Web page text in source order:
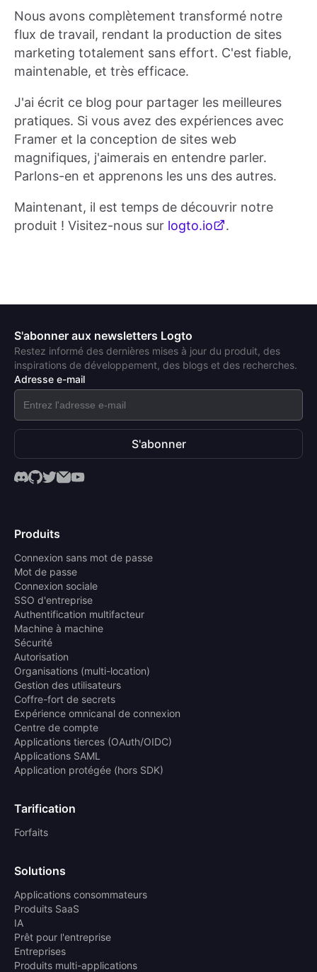
Nous avons complètement transformé notre
flux de travail, rendant la production de sites
marketing totalement sans effort. C'est fiable,
maintenable, et très efficace.
J'ai écrit ce blog pour partager les meilleures
pratiques. Si vous avez des expériences avec
Framer et la conception de sites web
magnifiques, j'aimerais en entendre parler.
Parlons-en et apprenons les uns des autres.
Maintenant, il est temps de découvrir notre
produit ! Visitez-nous sur logto.io .
S'abonner aux newsletters Logto
Restez informé des dernières mises à jour du produit, des
inspirations de développement, des blogs et des recherches.
Adresse e-mail
S'abonner
Produits
Connexion sans mot de passe
Mot de passe
Connexion sociale
SSO d'entreprise
Authentification multifacteur
Machine à machine
Sécurité
Autorisation
Organisations (multi-location)
Gestion des utilisateurs
Coffre-fort de secrets
Expérience omnicanal de connexion
Centre de compte
Applications tierces (OAuth/OIDC)
Applications SAML
Application protégée (hors SDK)
Tarification
Forfaits
Solutions
Applications consommateurs
Produits SaaS
IA
Prêt pour l'entreprise
Entreprises
Produits multi-applications